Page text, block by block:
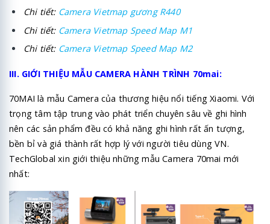
Chi tiết: Camera Vietmap gương R440
Chi tiết: Camera Vietmap Speed Map M1
Chi tiết: Camera Vietmap Speed Map M2
III. GIỚI THIỆU MẪU CAMERA HÀNH TRÌNH 70mai:
70MAI là mẫu Camera của thương hiệu nổi tiếng Xiaomi. Với
trọng tâm tập trung vào phát triển chuyên sâu về ghi hình
nên các sản phẩm đều có khả năng ghi hình rất ấn tượng,
bền bỉ và giá thành rất hợp lý với người tiêu dùng VN.
TechGlobal xin giới thiệu những mẫu Camera 70mai mới
nhất: